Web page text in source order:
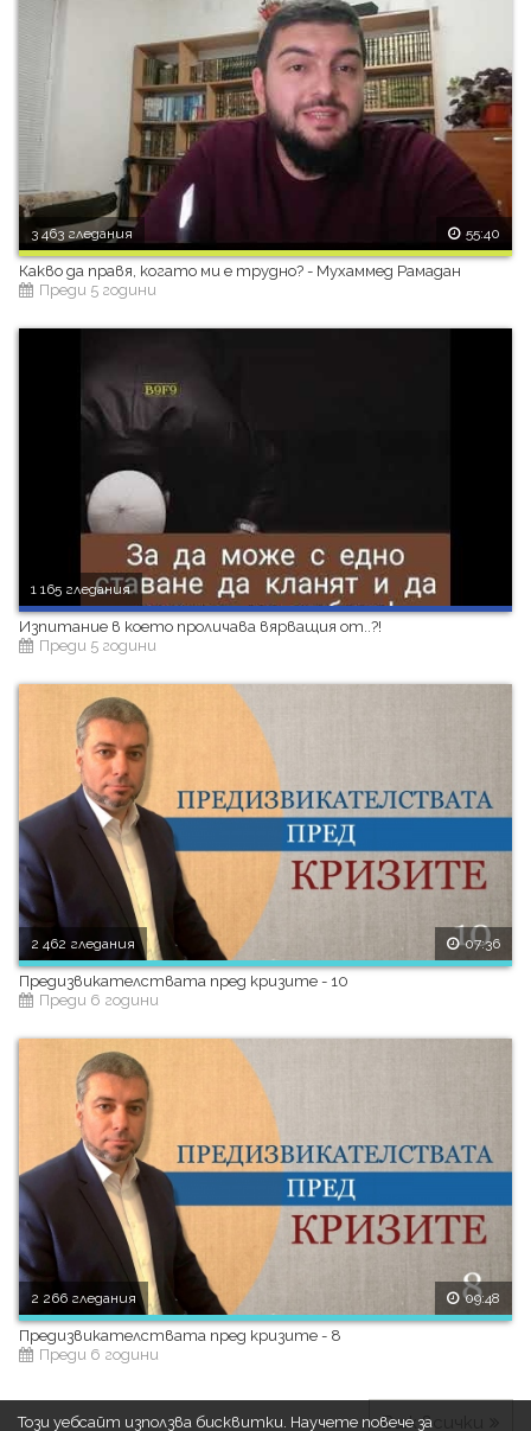
3 463 гледания 55:40
Какво да правя, когато ми е трудно? - Мухаммед Рамадан
Преди 5 години
1 165 гледания
Изпитание в което проличава вярващия от..?!
Преди 5 години
2 462 гледания 07:36
Предизвикателствата пред кризите - 10
Преди 6 години
2 266 гледания 09:48
Предизвикателствата пред кризите - 8
Преди 6 години
Виж всички
Този уебсайт използва бисквитки. Научете повече за